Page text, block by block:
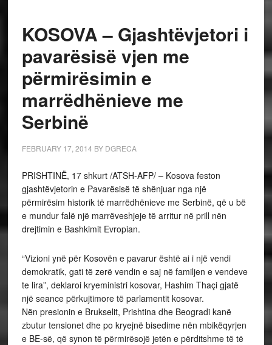
KOSOVA – Gjashtëvjetori i
pavarësisë vjen me
përmirësimin e
marrëdhënieve me
Serbinë
FEBRUARY 17, 2014 BY DGRECA
PRISHTINË, 17 shkurt /ATSH-AFP/ – Kosova feston
gjashtëvjetorin e Pavarësisë të shënjuar nga një
përmirësim historik të marrëdhënieve me Serbinë, që u bë
e mundur falë një marrëveshjeje të arritur në prill nën
drejtimin e Bashkimit Evropian.
“Vizioni ynë për Kosovën e pavarur është ai i një vendi
demokratik, gati të zerë vendin e saj në familjen e vendeve
te lira”, deklaroi kryeministri kosovar, Hashim Thaçi gjatë
një seance përkujtimore të parlamentit kosovar.
Nën presionin e Brukselit, Prishtina dhe Beogradi kanë
zbutur tensionet dhe po kryejnë bisedime nën mbikëqyrjen
e BE-së, që synon të përmirësojë jetën e përditshme të të